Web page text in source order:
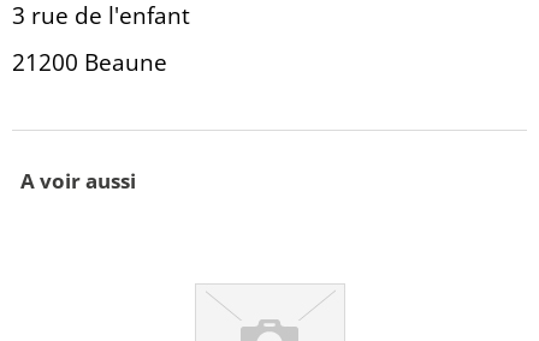
3 rue de l'enfant
21200 Beaune
A voir aussi